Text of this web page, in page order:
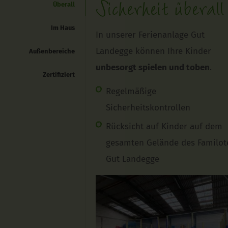
Überall
Im Haus
Außenbereiche
Zertifiziert
Sicherheit überall
In unserer Ferienanlage Gut
Landegge können Ihre Kinder
unbesorgt spielen und toben.
Regelmäßige
Sicherheitskontrollen
Rücksicht auf Kinder auf dem
gesamten Gelände des
Gut Landegge